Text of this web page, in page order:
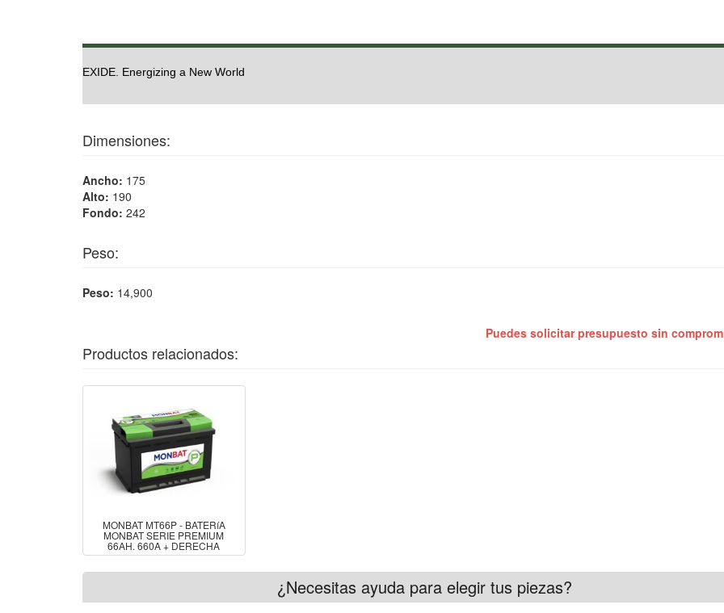
EXIDE. Energizing a New World
Dimensiones:
Ancho: 175
Alto: 190
Fondo: 242
Peso:
Peso: 14,900
Puedes solicitar presupuesto sin
Productos relacionados:
MONBAT MT66P - BATERíA
MONBAT SERIE PREMIUM
66AH. 660A + DERECHA
¿Necesitas ayuda para elegir tus piezas?